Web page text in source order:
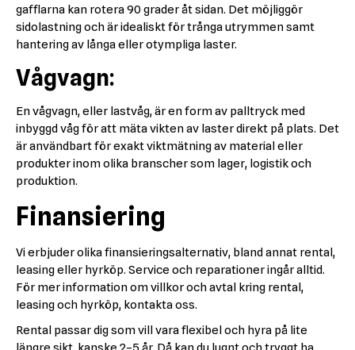
gafflarna kan rotera 90 grader åt sidan. Det möjliggör
sidolastning och är idealiskt för trånga utrymmen samt
hantering av långa eller otympliga laster.
Vågvagn:
En vågvagn, eller lastvåg, är en form av palltryck med
inbyggd våg för att mäta vikten av laster direkt på plats. Det
är användbart för exakt viktmätning av material eller
produkter inom olika branscher som lager, logistik och
produktion.
Finansiering
Vi erbjuder olika finansieringsalternativ, bland annat rental,
leasing eller hyrköp. Service och reparationer ingår alltid.
För mer information om villkor och avtal kring rental,
leasing och hyrköp, kontakta oss.
Rental passar dig som vill vara flexibel och hyra på lite